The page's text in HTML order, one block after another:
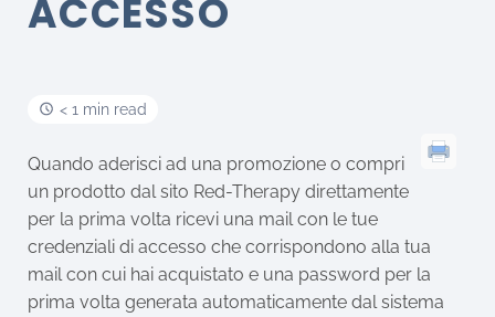
ACCESSO
< 1 min read
Quando aderisci ad una promozione o compri
un prodotto dal sito Red-Therapy direttamente
per la prima volta ricevi una mail con le tue
credenziali di accesso che corrispondono alla tua
mail con cui hai acquistato e una password per la
prima volta generata automaticamente dal sistema